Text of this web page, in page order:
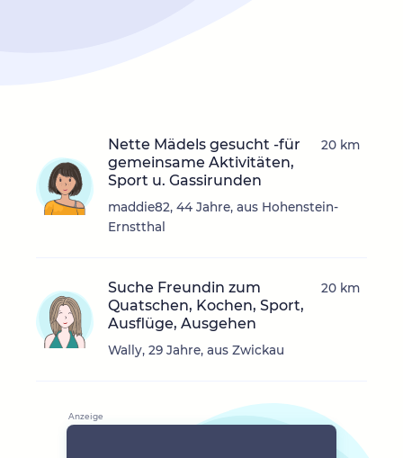
Nette Mädels gesucht -für
gemeinsame Aktivitäten,
Sport u. Gassirunden
maddie82, 44 Jahre, aus Hohenstein-
Ernstthal
20 km
Suche Freundin zum
Quatschen, Kochen, Sport,
Ausflüge, Ausgehen
Wally, 29 Jahre, aus Zwickau
20 km